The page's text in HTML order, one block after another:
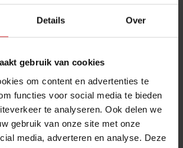
Details Over
gebruik van cookies
om content en advertenties te
functies voor social media te bieden
te analyseren. Ook delen we
gebruik van onze site met onze
media, adverteren en analyse. Deze
go-locaties
7 augustus 2026| 7 min
Mijn favo influencer gaat naar Japan,
dus ik ga naar Japan